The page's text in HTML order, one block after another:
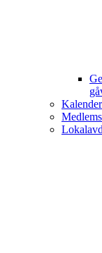
Kalender